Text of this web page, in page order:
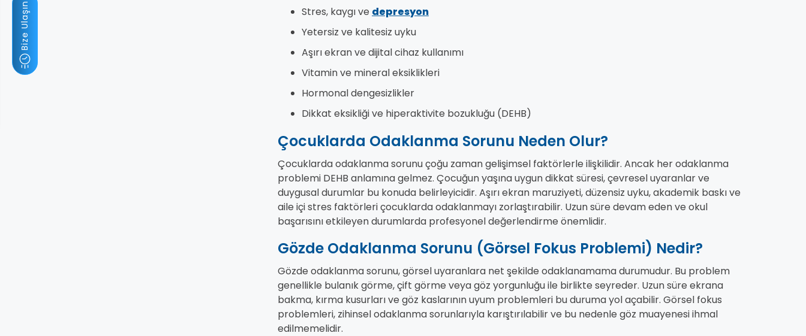
Stres, kaygı ve depresyon
Yetersiz ve kalitesiz uyku
Aşırı ekran ve dijital cihaz kullanımı
Vitamin ve mineral eksiklikleri
Hormonal dengesizlikler
Dikkat eksikliği ve hiperaktivite bozukluğu (DEHB)
Çocuklarda Odaklanma Sorunu Neden Olur?
Çocuklarda odaklanma sorunu çoğu zaman gelişimsel faktörlerle ilişkilidir. Ancak her odaklanma
problemi DEHB anlamına gelmez. Çocuğun yaşına uygun dikkat süresi, çevresel uyaranlar ve
duygusal durumlar bu konuda belirleyicidir. Aşırı ekran maruziyeti, düzensiz uyku, akademik baskı ve
aile içi stres faktörleri çocuklarda odaklanmayı zorlaştırabilir. Uzun süre devam eden ve okul
başarısını etkileyen durumlarda profesyonel değerlendirme önemlidir.
Gözde Odaklanma Sorunu (Görsel Fokus Problemi) Nedir?
Gözde odaklanma sorunu, görsel uyaranlara net şekilde odaklanamama durumudur. Bu problem
genellikle bulanık görme, çift görme veya göz yorgunluğu ile birlikte seyreder. Uzun süre ekrana
bakma, kırma kusurları ve göz kaslarının uyum problemleri bu duruma yol açabilir. Görsel fokus
problemleri, zihinsel odaklanma sorunlarıyla karıştırılabilir ve bu nedenle göz muayenesi ihmal
edilmemelidir.
Bize Ulaşın